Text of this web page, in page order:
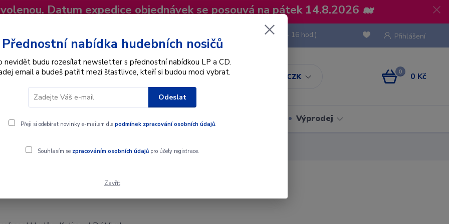
Datum expedice objednávek se posouvá na pátek 14.8.2026 🐋
CZK
Přihlášení
Hledat
(Po-Pá, 8 - 16 hod.)
0 0 Kč
Interpret Dárkové poukazy Výprodej
Havlík - Kytice - LP / Vinyl
Havlík - Kytice - LP / Vinyl
Přednostní nabídka hudebních nosičů
nevidět budu rozesílat newsletter s přednostní nabídkou LP a CD.
email a budeš patřit mezi šťastlivce, kteří si budou moci vybrat.
Odeslat
Přeji si odebírat novinky e-mailem dle podmínek zpracování osobních údajů.
Souhlasím se zpracováním osobních údajůpro účely registrace.
Zavřít